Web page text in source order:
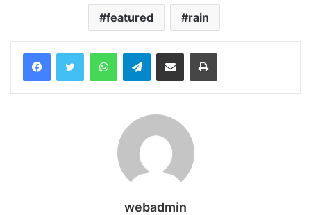
featured rain
WhatsAppTelegramShare via Email Print
webadmin